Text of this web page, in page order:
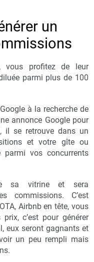
un
vous profitez de leur
parmi plus de 100
à la recherche de
annonce Google pour
il se retrouve dans un
et votre gîte ou
parmi vos concurrents
sa vitrine et sera
commissions. C’est
Airbnb en tête, vous
c’est pour générer
eux seront gagnants et
un peu rempli mais